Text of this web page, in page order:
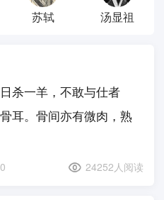
苏轼 汤显祖
一羊，不敢与仕者
耳。骨间亦有微肉，熟
0 24252人阅读